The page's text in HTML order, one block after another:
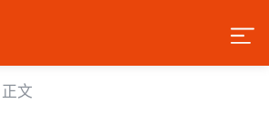
正文